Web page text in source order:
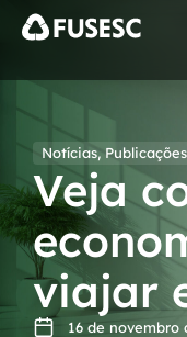
Notícias, Publicações
Veja
viajar
16 de novembro